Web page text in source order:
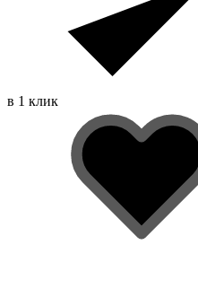
в 1 клик